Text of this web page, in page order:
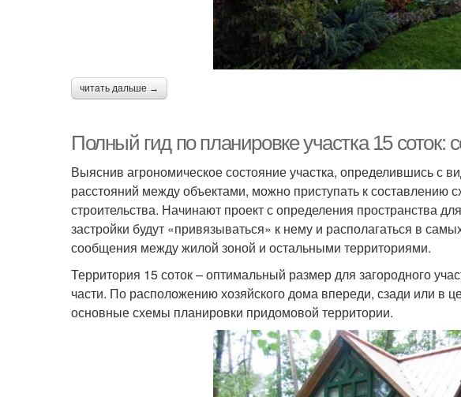
читать дальше →
Полный гид по планировке участка 15
Выяснив агрономическое состояние участка, определившись с
расстояний между объектами, можно приступать к составлению
строительства. Начинают проект с определения пространства
застройки будут «привязываться» к нему и располагаться в
сообщения между жилой зоной и остальными территориями.
Территория 15 соток – оптимальный размер для загородного
части. По расположению хозяйского дома впереди, сзади или в
основные схемы планировки придомовой территории.